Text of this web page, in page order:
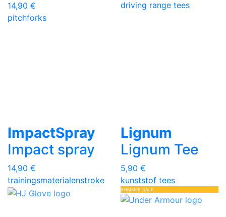
14,90 €
pitchforks
driving range tees
ImpactSpray
Impact spray
14,90 €
trainingsmaterialenstroke
Lignum
Lignum Tee
5,90 €
kunststof tees
SUMMER SALE